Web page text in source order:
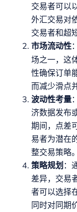
交易者可以
外汇交易对
交易者和超
市场流动性：
场之一，这
性确保订单
而减少滑点
波动性考量
济数据发布
期间，点差
易者为潜在
整交易策略。
策略规划 ：
差异，交易
者可以选择
同时对同期